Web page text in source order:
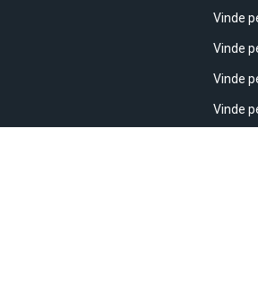
Vinde
Vinde
Vinde
Vinde